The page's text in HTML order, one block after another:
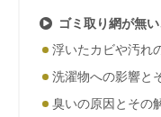
ゴミ取り網が無
浮いたカビや汚れ
洗濯物への影響と
臭いの原因とその